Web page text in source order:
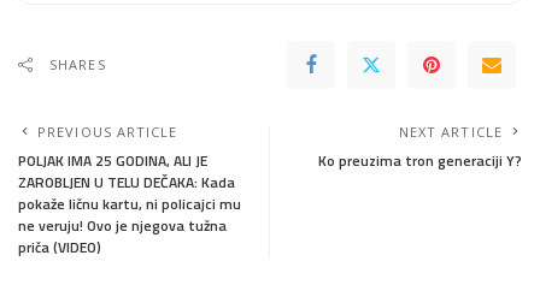
SHARES
PREVIOUS ARTICLE
POLJAK IMA 25 GODINA, ALI JE
ZAROBLJEN U TELU DEČAKA: Kada
pokaže ličnu kartu, ni policajci mu
ne veruju! Ovo je njegova tužna
priča (VIDEO)
NEXT ARTICLE
Ko preuzima tron generaciji Y?